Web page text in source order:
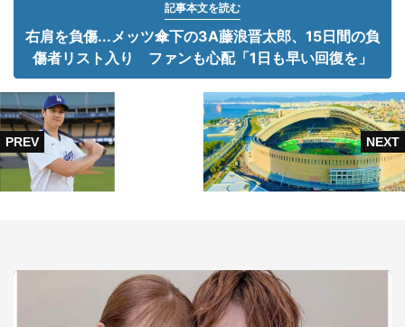
記事本文を読む
右肩を負傷...メッツ傘下の3A藤浪晋太郎、15日間の負
傷者リスト入り ファンも心配「1日も早い回復を」